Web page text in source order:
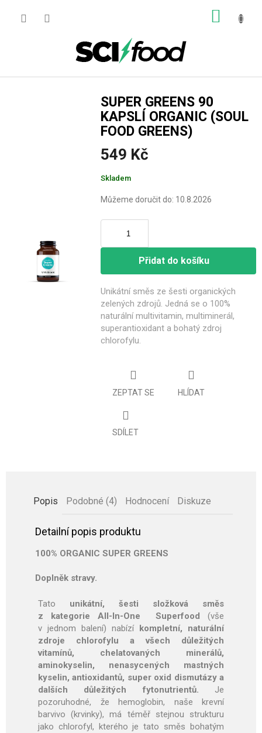
SUPER GREENS 90
KAPSLÍ ORGANIC (SOUL
FOOD GREENS)
549 Kč
cena:
Skladem
Můžeme doručit do: 10.8.2026
Přidat do košíku
Unikátní směs ze šesti organických
zelených zdrojů. Jedná se o 100%
naturální multivitamin, multiminerál,
superantioxidant a bohatý zdroj
chlorofylu.
ZEPTAT SE HLÍDAT
SDÍLET
Popis Podobné (4) Hodnocení Diskuze
Detailní popis produktu
100% ORGANIC SUPER GREENS
Doplněk stravy.
Tato unikátní, šesti složková směs
z kategorie All-In-One Superfood (vše
v jednom balení) nabízí kompletní, naturální
zdroje chlorofylu a všech důležitých
vitamínů, chelatovaných minerálů,
aminokyselin, nenasycených mastných
kyselin, antioxidantů, super oxid dismutázy a
dalších důležitých fytonutrientů. Je
pozoruhodné, že hemoglobin, naše krevní
barvivo (krvinky), má téměř stejnou strukturu
jako chlorofyl, kterého je tato směs bohatým